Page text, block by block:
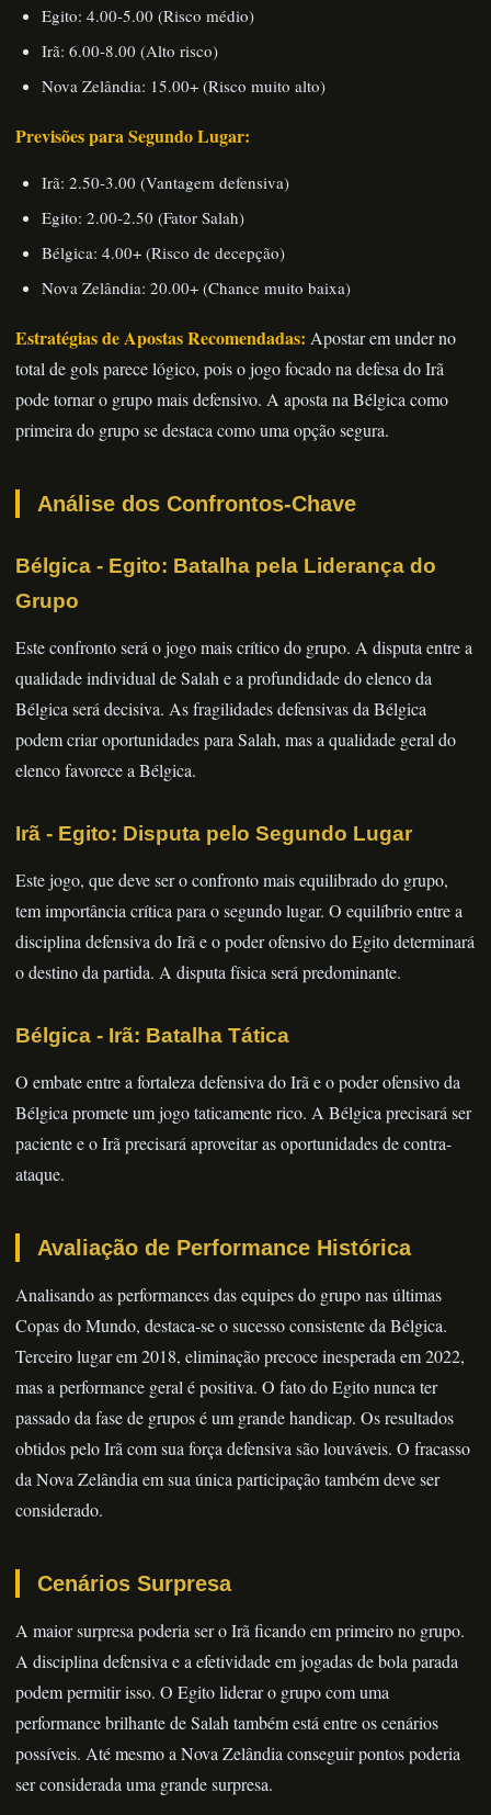
Egito: 4.00-5.00 (Risco médio)
Irã: 6.00-8.00 (Alto risco)
Nova Zelândia: 15.00+ (Risco muito alto)
Previsões para Segundo Lugar:
Irã: 2.50-3.00 (Vantagem defensiva)
Egito: 2.00-2.50 (Fator Salah)
Bélgica: 4.00+ (Risco de decepção)
Nova Zelândia: 20.00+ (Chance muito baixa)
Estratégias de Apostas Recomendadas: Apostar em under no
total de gols parece lógico, pois o jogo focado na defesa do Irã
pode tornar o grupo mais defensivo. A aposta na Bélgica como
primeira do grupo se destaca como uma opção segura.
Análise dos Confrontos-Chave
Bélgica - Egito: Batalha pela Liderança do
Grupo
Este confronto será o jogo mais crítico do grupo. A disputa entre a
qualidade individual de Salah e a profundidade do elenco da
Bélgica será decisiva. As fragilidades defensivas da Bélgica
podem criar oportunidades para Salah, mas a qualidade geral do
elenco favorece a Bélgica.
Irã - Egito: Disputa pelo Segundo Lugar
Este jogo, que deve ser o confronto mais equilibrado do grupo,
tem importância crítica para o segundo lugar. O equilíbrio entre a
disciplina defensiva do Irã e o poder ofensivo do Egito determinará
o destino da partida. A disputa física será predominante.
Bélgica - Irã: Batalha Tática
O embate entre a fortaleza defensiva do Irã e o poder ofensivo da
Bélgica promete um jogo taticamente rico. A Bélgica precisará ser
paciente e o Irã precisará aproveitar as oportunidades de contra-
ataque.
Avaliação de Performance Histórica
Analisando as performances das equipes do grupo nas últimas
Copas do Mundo, destaca-se o sucesso consistente da Bélgica.
Terceiro lugar em 2018, eliminação precoce inesperada em 2022,
mas a performance geral é positiva. O fato do Egito nunca ter
passado da fase de grupos é um grande handicap. Os resultados
obtidos pelo Irã com sua força defensiva são louváveis. O fracasso
da Nova Zelândia em sua única participação também deve ser
considerado.
Cenários Surpresa
A maior surpresa poderia ser o Irã ficando em primeiro no grupo.
A disciplina defensiva e a efetividade em jogadas de bola parada
podem permitir isso. O Egito liderar o grupo com uma
performance brilhante de Salah também está entre os cenários
possíveis. Até mesmo a Nova Zelândia conseguir pontos poderia
ser considerada uma grande surpresa.